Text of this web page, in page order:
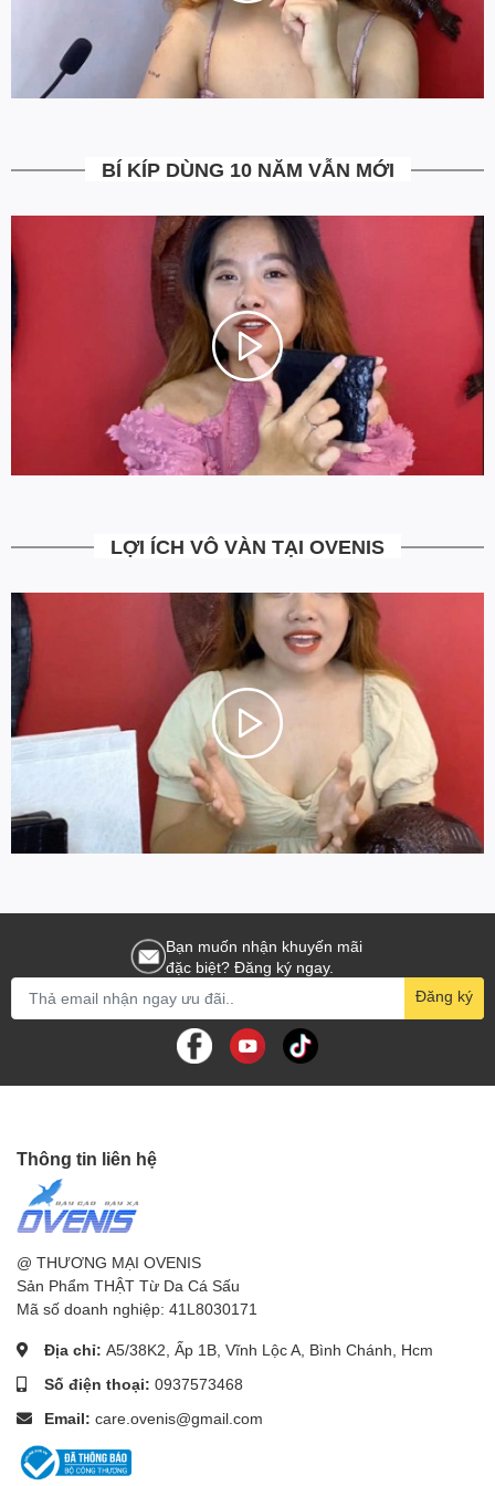
trong vòng 7 ngày kể từ ngày nhận hàng(Xem chi tiết).
5. Miễn Phí Giao Hàng không?
Toàn bộ các đơn hàng từ 500k đều được Ovenis hỗ trợ giao hàng
Chúng tôi chọn cách tối ưu chi phí như không phân phối qua
trung gian, không cửa hàng để giảm chi phí vận hành (hàng sản
xuất từ xưởng đóng gói và vận chuyển trực tiếp tới tay người sử
dụng). Tập trung vào cải thiện chất lượng sản phẩm và nâng cao
dịch vụ chăm sóc khách hàng.
BÍ KÍP DÙNG 10 NĂM VẪN MỚI
LỢI ÍCH VÔ VÀN TẠI OVENIS
Bạn muốn nhận khuyến mãi
đặc biệt? Đăng ký ngay.
Đăng ký
Thông tin liên hệ
@ THƯƠNG MẠI OVENIS
Sản Phẩm THẬT Từ Da Cá Sấu
Mã số doanh nghiệp: 41L8030171
Địa chỉ: A5/38K2, Ấp 1B, Vĩnh Lộc A, Bình Chánh, Hcm
Số điện thoại: 0937573468
Email: care.ovenis@gmail.com